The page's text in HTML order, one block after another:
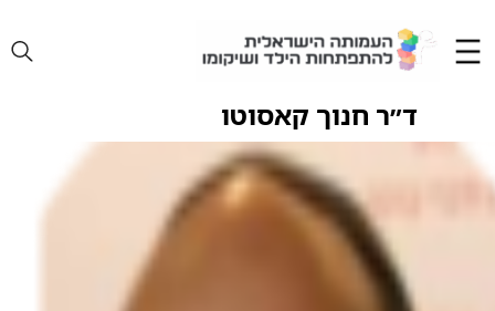
content
ד״ר חנוך קאסוטו